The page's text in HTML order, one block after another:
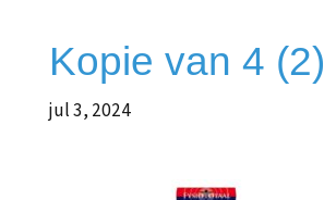
Kopie van 4 (2)
jul 3, 2024